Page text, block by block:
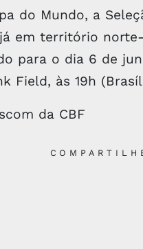
do Mundo, a
em território
para o dia 6 de
Field, às 19h
da CBF